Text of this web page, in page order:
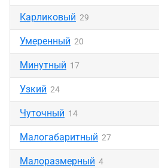
Карликовый 29
Умеренный 20
Минутный 17
Узкий 24
Чуточный 14
Малогабаритный 27
Малоразмерный 4